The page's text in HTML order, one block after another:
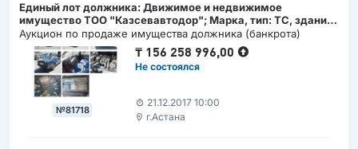
Единый лот должника: Движимое и недвижимое
имущество ТОО "Казсевавтодор"; Марка, тип: ТС, здания
и земельные участки
Аукцион по продаже имущества должника (банкрота)
№81718
₸ 156 258 996,00
Не состоялся
21.12.2017 10:00
г.Астана